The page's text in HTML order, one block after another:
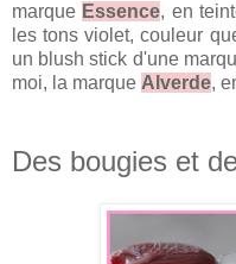
marque Essence, en
les tons violet, couleur
un blush stick d'une
moi, la marque Alverde,
Des bougies et